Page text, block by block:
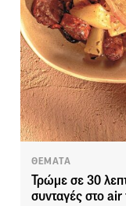
ΘΕΜΑΤΑ
Τρώμε σε 30
συνταγές στο